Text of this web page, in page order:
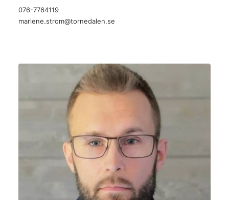
076-7764119
marlene.strom@tornedalen.se